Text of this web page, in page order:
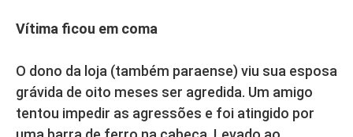
Vítima ficou em coma
O dono da loja (também paraense) viu sua esposa
grávida de oito meses ser agredida. Um amigo
tentou impedir as agressões e foi atingido por